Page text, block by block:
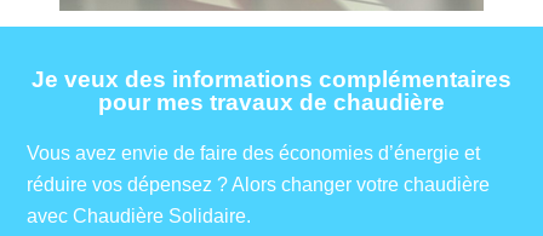
Je veux des informations complémentaires
pour mes travaux de chaudière
Vous avez envie de faire des économies d’énergie et
réduire vos dépensez ? Alors changer votre chaudière
avec Chaudière Solidaire.